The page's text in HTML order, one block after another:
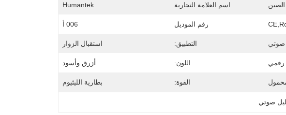
الصين اسم العلامة التجارية Humantek
رقم الموديل 006 أ
صوتي التطبيق: استقبال الزوار
رقمي اللون: أزرق وأسود
القوة: بطارية الليثيوم
صوتي